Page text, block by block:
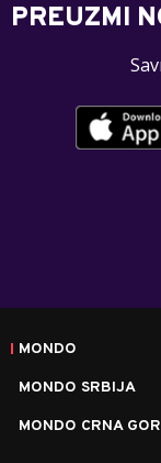
PREUZMI
MONDO
MONDO SRBIJA
MONDO CRNA